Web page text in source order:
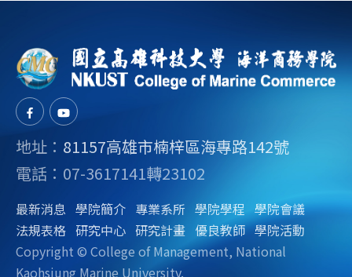
地址： 81157高雄市楠梓區海專路142號
電話：07-3617141轉23102
最新消息 學院簡介 專業系所 學院學程 學院會議
法規表格 研究中心 研究計畫 優良教師 學院活動
Copyright © College of Management, National
Kaohsiung Marine University.